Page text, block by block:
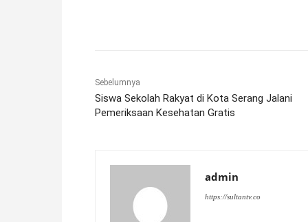
Sebelumnya
Siswa Sekolah Rakyat di Kota Serang Jalani
Pemeriksaan Kesehatan Gratis
admin
https://sultantv.co